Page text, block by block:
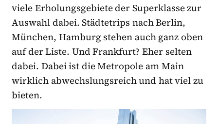
viele Erholungsgebiete der Superklasse zur
Auswahl dabei. Städtetrips nach Berlin,
München, Hamburg stehen auch ganz oben
auf der Liste. Und Frankfurt? Eher selten
dabei. Dabei ist die Metropole am Main
wirklich abwechslungsreich und hat viel zu
bieten.